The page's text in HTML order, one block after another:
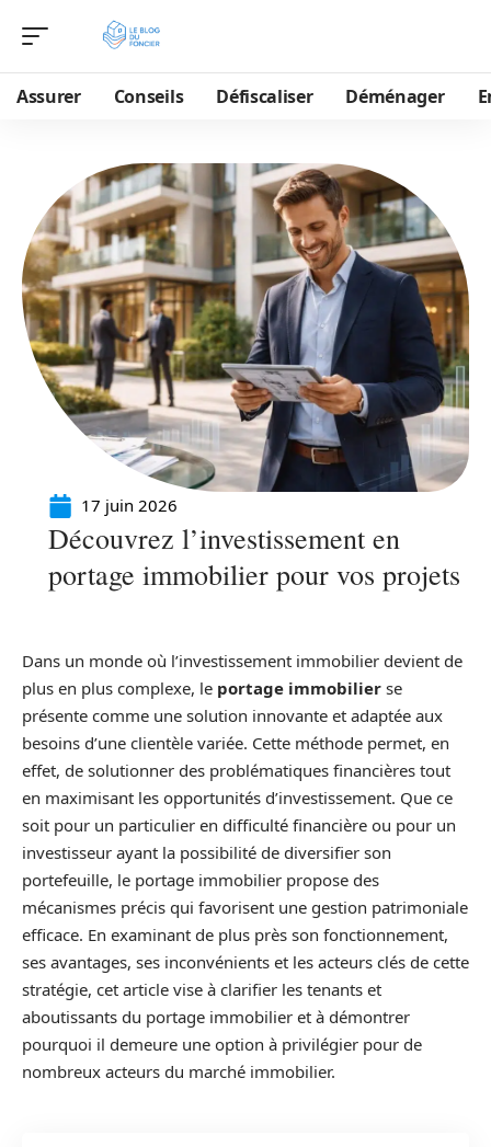
Assurer Conseils Défiscaliser Déménager
17 juin 2026
Découvrez l’investissement en
portage immobilier pour vos projets
Dans un monde où l’investissement immobilier devient de
plus en plus complexe, le portage immobilier se
présente comme une solution innovante et adaptée aux
besoins d’une clientèle variée. Cette méthode permet, en
effet, de solutionner des problématiques financières tout
en maximisant les opportunités d’investissement. Que ce
soit pour un particulier en difficulté financière ou pour un
investisseur ayant la possibilité de diversifier son
portefeuille, le portage immobilier propose des
mécanismes précis qui favorisent une gestion patrimoniale
efficace. En examinant de plus près son fonctionnement,
ses avantages, ses inconvénients et les acteurs clés de cette
stratégie, cet article vise à clarifier les tenants et
aboutissants du portage immobilier et à démontrer
pourquoi il demeure une option à privilégier pour de
nombreux acteurs du marché immobilier.